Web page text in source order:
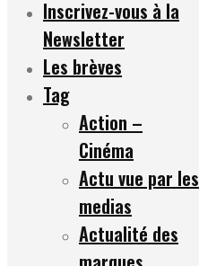
Inscrivez-vous à la
Newsletter
Les brèves
Tag
Action –
Cinéma
Actu vue par les
medias
Actualité des